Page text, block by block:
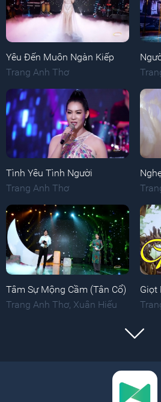
Yêu Đến Muôn Ngàn Kiếp
Trang Anh Thơ
Tình Yêu Tình Người
Trang Anh Thơ
Tâm Sự Mộng Cầm (Tân Cổ)
Trang Anh Thơ Xuân Hiếu
Giọt